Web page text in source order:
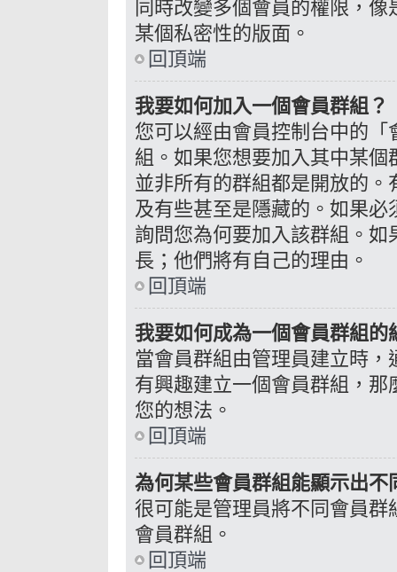
同時改變多個會員的權限，
某個私密性的版面。
回頂端
我要如何加入一個會員群組？
您可以經由會員控制台中的
組。如果您想要加入其中某
並非所有的群組都是開放的
及有些甚至是隱藏的。如果
詢問您為何要加入該群組。
長；他們將有自己的理由。
回頂端
我要如何成為一個會員群組的
當會員群組由管理員建立時
有興趣建立一個會員群組，
您的想法。
回頂端
為何某些會員群組能顯示出不
很可能是管理員將不同會員
會員群組。
回頂端